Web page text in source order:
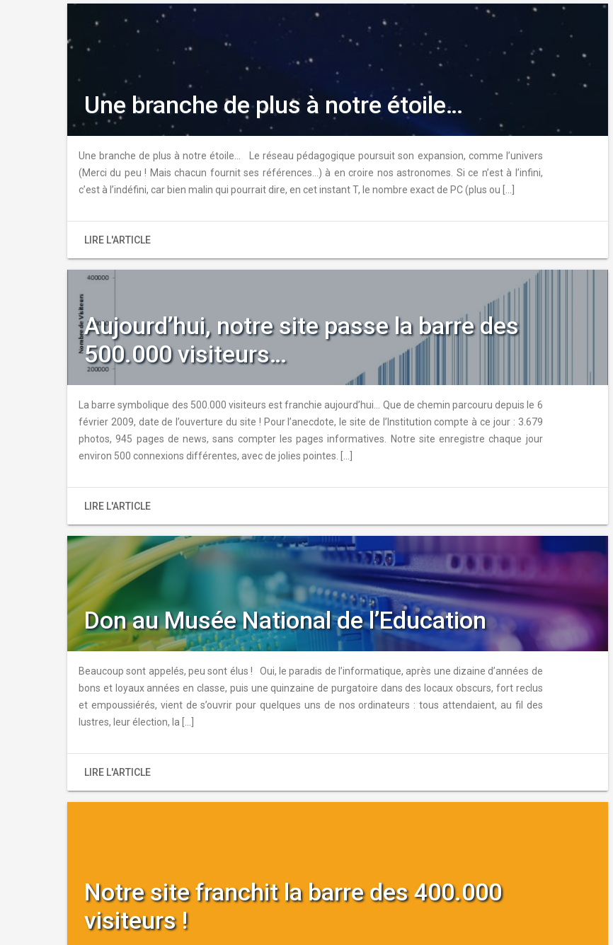
Une branche de plus à notre étoile…
Une branche de plus à notre étoile… Le réseau pédagogique poursuit son expansion, comme l’univers
(Merci du peu ! Mais chacun fournit ses références…) à en croire nos astronomes. Si ce n’est à l’infini,
c’est à l’indéfini, car bien malin qui pourrait dire, en cet instant T, le nombre exact de PC (plus ou […]
LIRE L'ARTICLE
Aujourd’hui, notre site passe la barre des
500.000 visiteurs…
La barre symbolique des 500.000 visiteurs est franchie aujourd’hui… Que de chemin parcouru depuis le 6
février 2009, date de l’ouverture du site ! Pour l’anecdote, le site de l’Institution compte à ce jour : 3.679
photos, 945 pages de news, sans compter les pages informatives. Notre site enregistre chaque jour
environ 500 connexions différentes, avec de jolies pointes. […]
LIRE L'ARTICLE
Don au Musée National de l’Education
Beaucoup sont appelés, peu sont élus ! Oui, le paradis de l’informatique, après une dizaine d’années de
bons et loyaux années en classe, puis une quinzaine de purgatoire dans des locaux obscurs, fort reclus
et empoussiérés, vient de s’ouvrir pour quelques uns de nos ordinateurs : tous attendaient, au fil des
lustres, leur élection, la […]
LIRE L'ARTICLE
Notre site franchit la barre des 400.000
visiteurs !